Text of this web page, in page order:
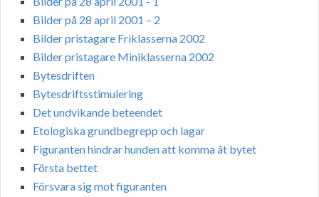
Bilder på 28 april 2001 – 2
Bilder pristagare Friklasserna 2002
Bilder pristagare Miniklasserna 2002
Bytesdriften
Bytesdriftsstimulering
Det undvikande beteendet
Etologiska grundbegrepp och lagar
Figuranten hindrar hunden att komma åt bytet
Första bettet
Försvara sig mot figuranten